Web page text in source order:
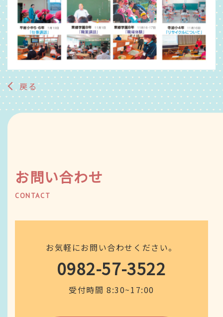
戻る
お問い合わせ
CONTACT
お気軽にお問い合わせください。
0982-57-3522
受付時間 8:30~17:00